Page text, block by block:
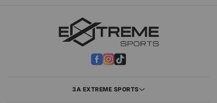
ЗА EXTREME SPORTS